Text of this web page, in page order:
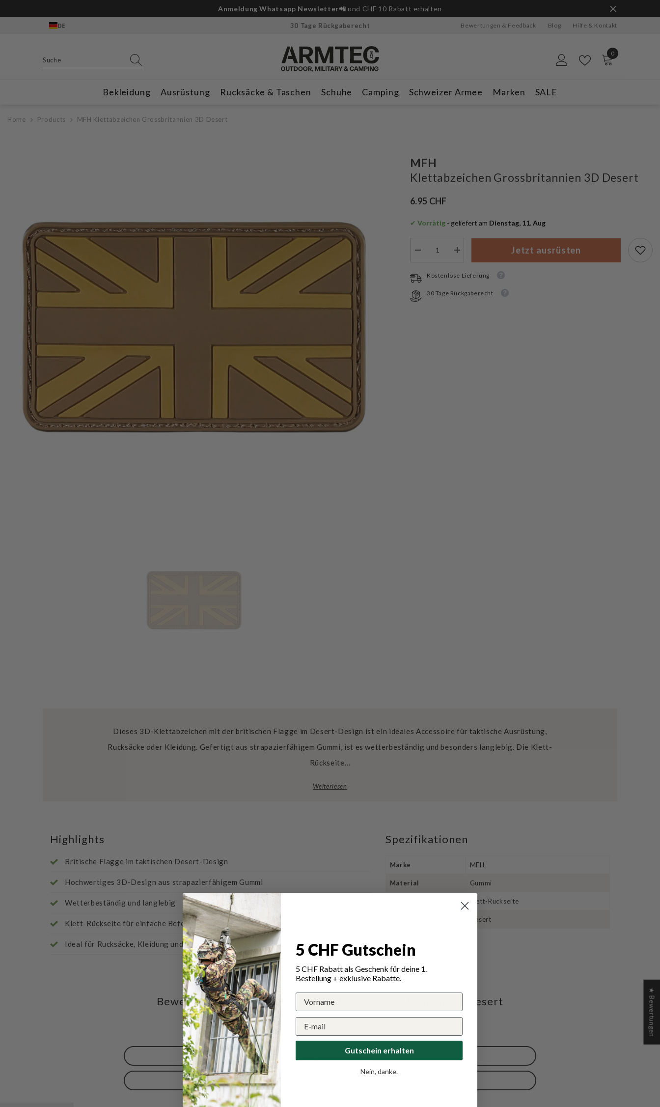
Anmeldung Whatsapp Newsletter📲 und CHF 10 Rabatt erhalten
DE 30 Tage Rückgaberecht Bewertungen & Feedback Blog Hilfe & Kontakt
0
0
Bekleidung Ausrüstung Rucksäcke & Taschen Schuhe Camping Schweizer Armee Marken SALE
Home Products MFH Klettabzeichen Grossbritannien 3D Desert
MFH
Klettabzeichen Grossbritannien 3D Desert
6.95 CHF
✔ Vorrätig - geliefert am Dienstag, 11. Aug
MFH
Klettabzeichen
Grossbritannien
3D
Menge
MFH
Grossbritannien
3D
Jetzt ausrüsten
Kostenlose Lieferung
30 Tage Rückgaberecht
Dieses 3D-Klettabzeichen mit der britischen Flagge im Desert-Design ist ein ideales Accessoire für taktische Ausrüstung,
Rucksäcke oder Kleidung. Gefertigt aus strapazierfähigem Gummi, ist es wetterbeständig und besonders langlebig. Die Klett-
Rückseite…
Weiterlesen
Highlights
Britische Flagge im taktischen Desert-Design
Hochwertiges 3D-Design aus strapazierfähigem Gummi
Wetterbeständig und langlebig
Klett-Rückseite für einfache Befestigung
Ideal für Rucksäcke, Kleidung und taktische Ausrüstung
Spezifikationen
Marke MFH
Material Gummi
Klett-Rückseite
Desert
Bewertungen für MFH Klettabzeichen Grossbritannien 3D Desert
Schreiben Sie die erste Bewertung
Schreibe eine Bewertung
★ Bewertungen
5 CHF Gutschein
5 CHF Rabatt als Geschenk für deine 1.
Bestellung + exklusive Rabatte.
Gutschein erhalten
Nein, danke.